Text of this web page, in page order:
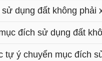
dụng đất không phải
đích sử dụng đất
ý chuyển mục đích